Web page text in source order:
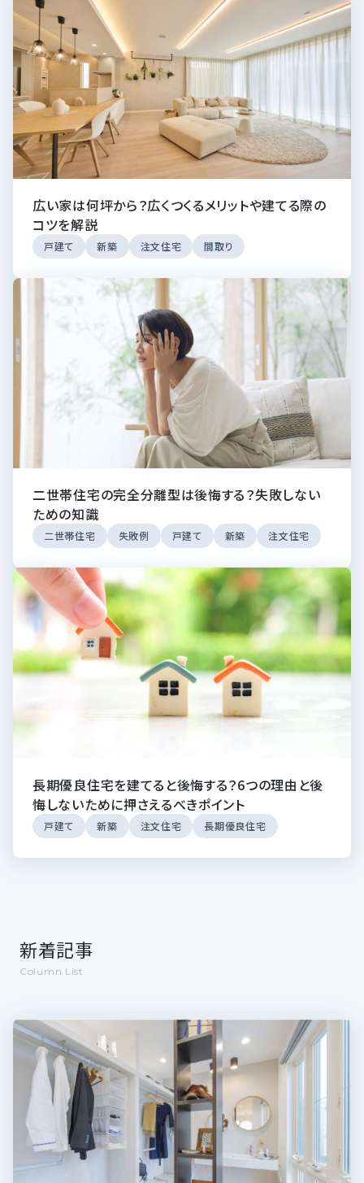
広い家は何坪から？広くつくるメリットや建てる際の
コツを解説
戸建て 新築 注文住宅 間取り
二世帯住宅の完全分離型は後悔する？失敗しない
ための知識
二世帯住宅 失敗例 戸建て 新築 注文住宅
長期優良住宅を建てると後悔する？6つの理由と後
悔しないために押さえるべきポイント
戸建て 新築 注文住宅 長期優良住宅
新着記事
Column List